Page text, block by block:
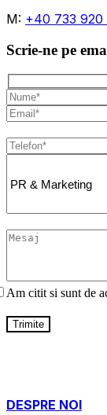
M: +40 733 920
Scrie-ne pe
Am citit si sunt de
Trimite
DESPRE NOI